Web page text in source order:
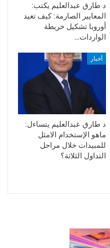
د طارق عبدالعليم يكتب:
المعايير الصارمة: كيف تعيد
أوروبا تشكيل خريطة
الواردات…
أخبار
د طارق عبدالعليم يتساءل:
ماهو الإستخدام الامثل
للمبيدات خلال مراحل
التداول الثلاثة؟